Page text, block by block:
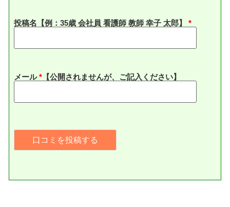
投稿名【例：35歳 会社員 看護師 教師 幸子 太郎】
メール* 【公開されませんが、ご記入ください】